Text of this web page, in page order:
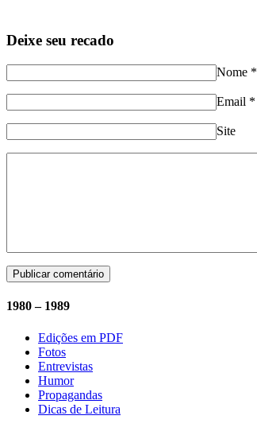
Deixe seu recado
Nome *
Email *
Site
1980 – 1989
Edições em PDF
Fotos
Entrevistas
Humor
Propagandas
Dicas de Leitura